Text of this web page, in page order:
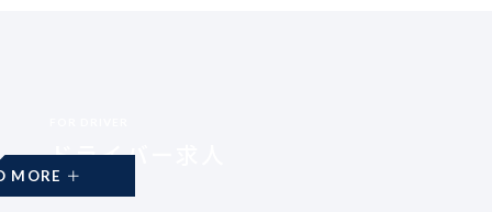
ドライバー求人
READ MORE